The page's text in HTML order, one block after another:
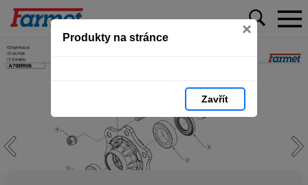
Produkty na stránce ×
Zavřít